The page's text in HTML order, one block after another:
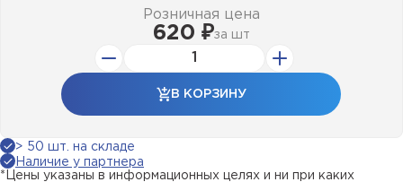
Розничная цена
620 ₽за шт
В КОРЗИНУ
> 50 шт. на складе
Наличие у партнера
*Цены указаны в информационных целях и ни при каких